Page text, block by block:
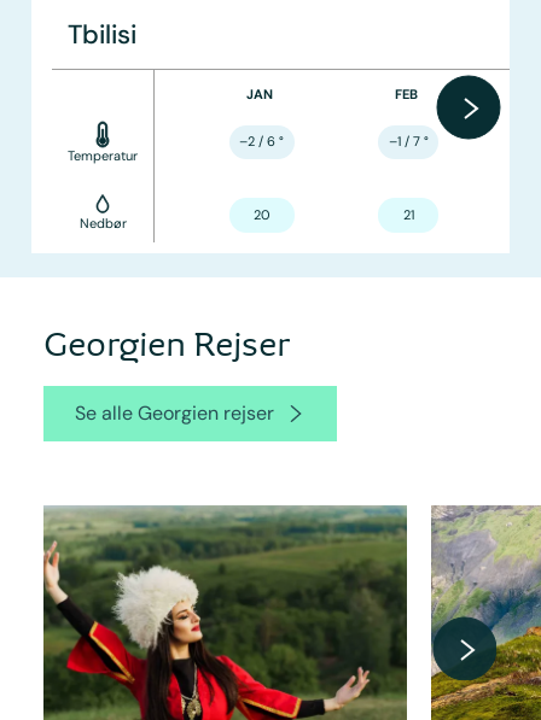
Tbilisi
Temperatur
Nedbør
JAN
–2 / 6 °
20
FEB
–1 / 7°
21
Georgien Rejser
Se alle Georgien rejser